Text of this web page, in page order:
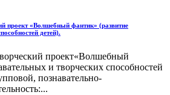
проект «Волшебный фантик» (развитие
детей).
проект«Волшебный
и творческих способностей
познавательно-